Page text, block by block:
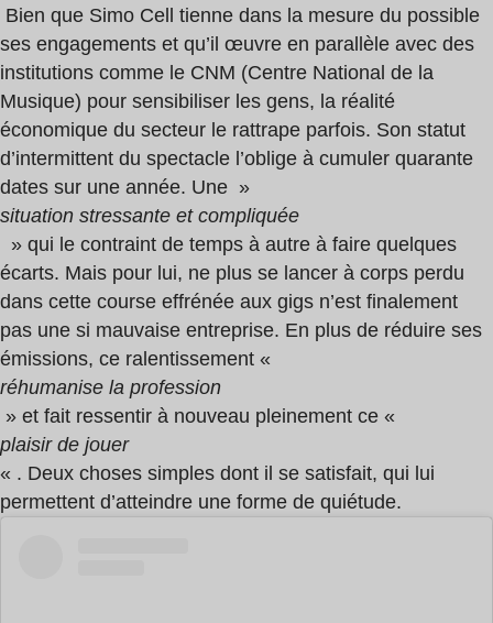
Bien que Simo Cell tienne dans la mesure du possible
ses engagements et qu’il œuvre en parallèle avec des
institutions comme le CNM (Centre National de la
Musique) pour sensibiliser les gens, la réalité
économique du secteur le rattrape parfois. Son statut
d’intermittent du spectacle l’oblige à cumuler quarante
dates sur une année. Une »
situation stressante et compliquée
» qui le contraint de temps à autre à faire quelques
écarts. Mais pour lui, ne plus se lancer à corps perdu
dans cette course effrénée aux gigs n’est finalement
pas une si mauvaise entreprise. En plus de réduire ses
émissions, ce ralentissement «
réhumanise la profession
» et fait ressentir à nouveau pleinement ce «
plaisir de jouer
« . Deux choses simples dont il se satisfait, qui lui
permettent d’atteindre une forme de quiétude.